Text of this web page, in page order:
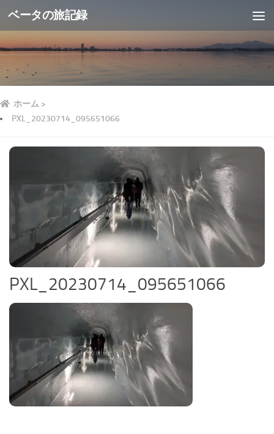
ベータの旅記録
ホーム >
PXL_20230714_095651066
PXL_20230714_095651066